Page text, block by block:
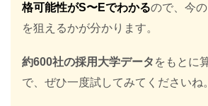
格可能性がS〜Eでわかるので、今
を狙えるかが分かります。
約600社の採用大学データ をもとに
で、ぜひ一度試してみてくださいね